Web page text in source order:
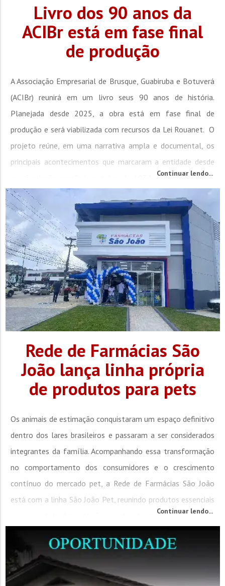
Livro dos 90 anos da
ACIBr está em fase final
de produção
A Associação Empresarial de Brusque, Guabiruba e Botuverá
(ACIBr) reunirá em um livro seus 90 anos de história.
Planejada desde 2025, a obra está em fase final de
produção e será viabilizada com recursos da Lei Rouanet. O
projeto reúne, em uma narrativa ampla e documental, os
principais acontecimentos que marcaram a entidade desde
sua fundação, em 2 de outubro de 1934. Além de registrar
datas e...
Continuar lendo...
Rede de Farmácias São
João lança linha própria
de produtos para pets
Os animais de estimação conquistaram um espaço definitivo
dentro dos lares brasileiros e passaram a ser considerados
integrantes da família. Acompanhando essa transformação
no comportamento dos consumidores e o crescimento
contínuo do mercado pet, a Rede de Farmácias São João
está com a linha São João Pet, reunindo produtos essenciais
para o cuidado diário de cães e gatos. A iniciativa...Continuar lendo...